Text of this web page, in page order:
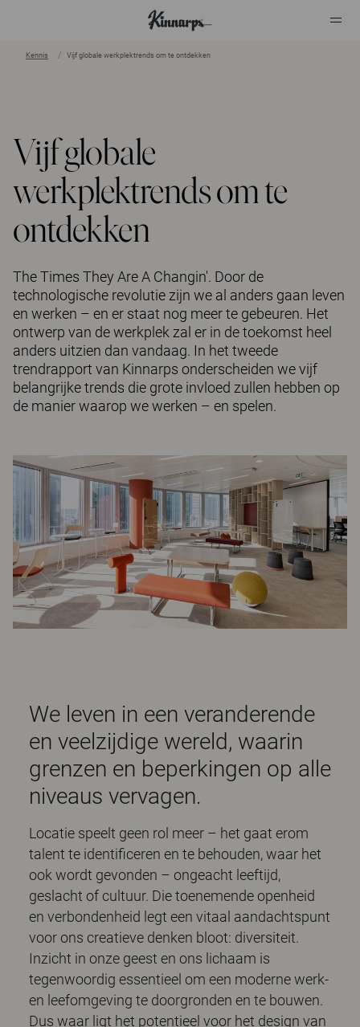
Kennis Vijf globale werkplektrends om te ontdekken
Vijf globale
werkplektrends om te
ontdekken
The Times They Are A Changin'. Door de
technologische revolutie zijn we al anders gaan leven
en werken – en er staat nog meer te gebeuren. Het
ontwerp van de werkplek zal er in de toekomst heel
anders uitzien dan vandaag. In het tweede
trendrapport van Kinnarps onderscheiden we vijf
belangrijke trends die grote invloed zullen hebben op
de manier waarop we werken – en spelen.
We leven in een veranderende
en veelzijdige wereld, waarin
grenzen en beperkingen op alle
niveaus vervagen.
Locatie speelt geen rol meer – het gaat erom
talent te identificeren en te behouden, waar het
ook wordt gevonden – ongeacht leeftijd,
geslacht of cultuur. Die toenemende openheid
en verbondenheid legt een vitaal aandachtspunt
voor ons creatieve denken bloot: diversiteit.
Inzicht in onze geest en ons lichaam is
tegenwoordig essentieel om een moderne werk-
en leefomgeving te doorgronden en te bouwen.
Dus waar ligt het potentieel voor het design van